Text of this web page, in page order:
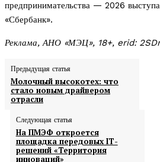
предпринимательства — 2026
«Сбербанк».
Реклама, АНО «МЭЦ», 18+, erid:
Предыдущая статья
Молочный высокотех: что
стало новым драйвером
отрасли
Следующая статья
На ПМЭФ откроется
площадка передовых IТ-
решений «Территория
инноваций»